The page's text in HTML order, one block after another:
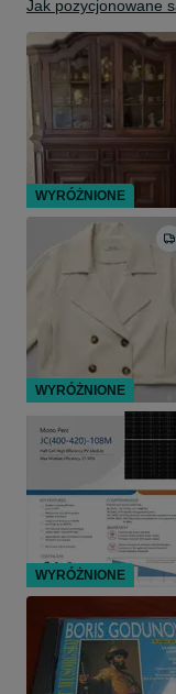
Jak pozycjonowane
WYRÓŻNIONE
WYRÓŻNIONE
WYRÓŻNIONE